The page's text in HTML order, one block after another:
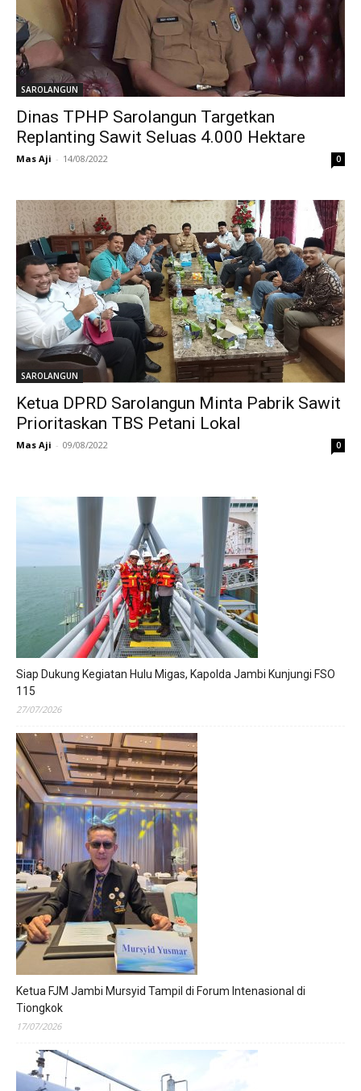
SAROLANGUN
Dinas TPHP Sarolangun Targetkan
Replanting Sawit Seluas 4.000 Hektare
Mas Aji - 14/08/2022 0
SAROLANGUN
Ketua DPRD Sarolangun Minta Pabrik Sawit
Prioritaskan TBS Petani Lokal
Mas Aji - 09/08/2022 0
Siap Dukung Kegiatan Hulu Migas, Kapolda Jambi Kunjungi FSO
115
27/07/2026
Ketua FJM Jambi Mursyid Tampil di Forum Intenasional di
Tiongkok
17/07/2026